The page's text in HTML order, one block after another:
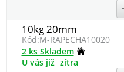
10kg 20mm
Kód:M-RAPECHA10020
2 ks Skladem
U vás již zítra